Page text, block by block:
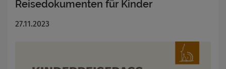
Reisedokumenten für Kinder
27.11.2023